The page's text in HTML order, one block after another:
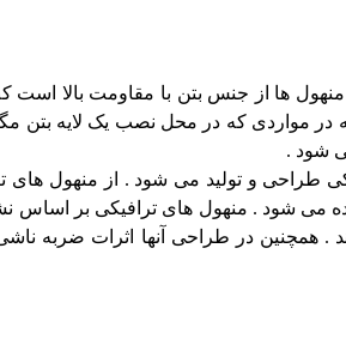
ها از جنس بتن با مقاومت بالا است
مواردی که در محل نصب یک لایه بتن
شود .
طراحی و تولید می شود . از منهول
همچنین در طراحی آنها اثرات ضربه